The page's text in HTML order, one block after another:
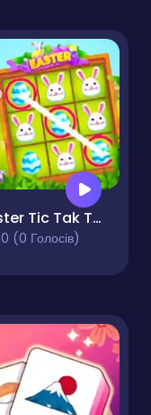
Easter Tic Tak Toe
0 (0 Голосів)